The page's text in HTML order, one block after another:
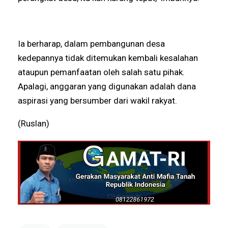
Ia berharap, dalam pembangunan desa
kedepannya tidak ditemukan kembali kesalahan
ataupun pemanfaatan oleh salah satu pihak.
Apalagi, anggaran yang digunakan adalah dana
aspirasi yang bersumber dari wakil rakyat.
(Ruslan)